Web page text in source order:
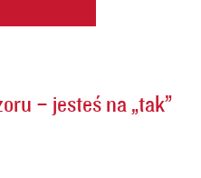
– jesteś na „tak”